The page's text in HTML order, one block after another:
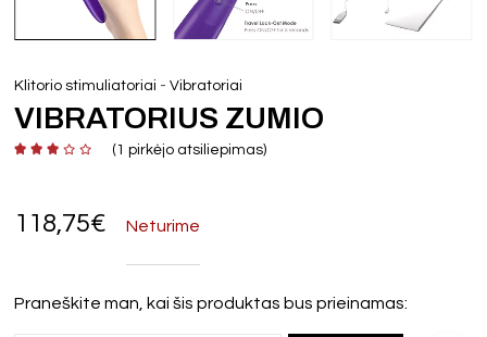
Klitorio stimuliatoriai -Vibratoriai
VIBRATORIUS ZUMIO
(1 pirkėjo atsiliepimas)
118,75€ Neturime
Praneškite man, kai šis produktas bus prieinamas: